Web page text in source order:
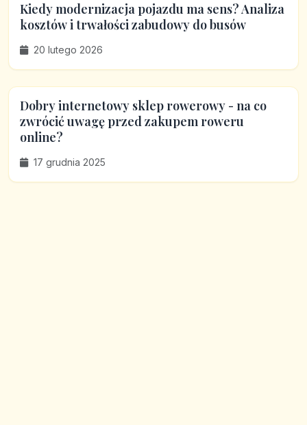
Kiedy modernizacja pojazdu ma sens? Analiza
kosztów i trwałości zabudowy do busów
20 lutego 2026
Dobry internetowy sklep rowerowy - na co
zwrócić uwagę przed zakupem roweru
online?
17 grudnia 2025